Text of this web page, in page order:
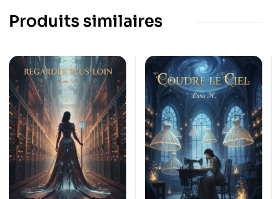
Produits similaires